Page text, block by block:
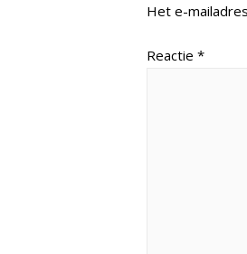
Het e-
Reactie *